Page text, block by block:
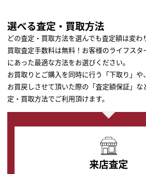
選べる査定・買取方法
どの査定・買取方法を選んでも査定額は変わ
買取査定手数料は無料！お客様のライフス
にあった最適な方法をお選びください。
お買取りとご購入を同時に行う「下取り」や
お買戻しさせて頂いた際の「査定額保証」
定・買取方法でご利用頂けます。
来店査定